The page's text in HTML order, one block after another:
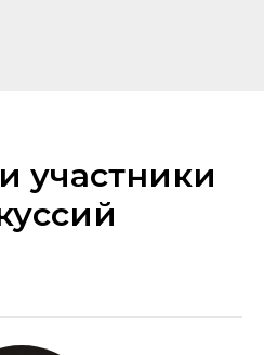
участники